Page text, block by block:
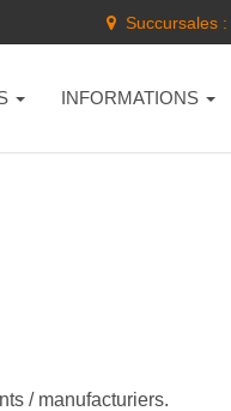
Succursales :
INFORMATIONS
/ manufacturiers.